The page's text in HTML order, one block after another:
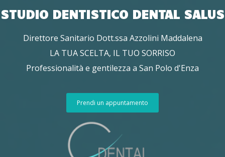
STUDIO DENTISTICO DENTAL SALUS
Direttore Sanitario Dott.ssa Azzolini Maddalena
LA TUA SCELTA, IL TUO SORRISO
Professionalità e gentilezza a San Polo d'Enza
Prendi un appuntamento